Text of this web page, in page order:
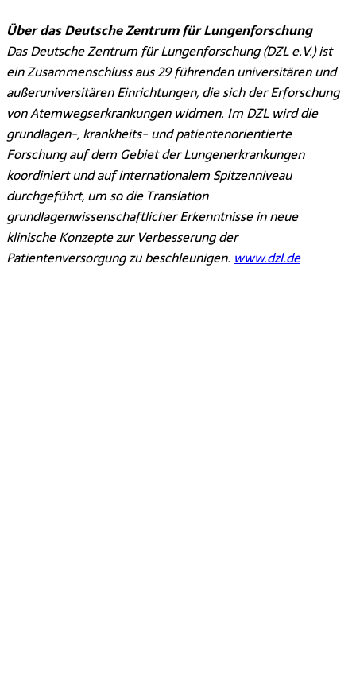
Über das Deutsche Zentrum für Lungenforschung
Das Deutsche Zentrum für Lungenforschung (DZL e.V.) ist
ein Zusammenschluss aus 29 führenden universitären und
außeruniversitären Einrichtungen, die sich der Erforschung
von Atemwegserkrankungen widmen. Im DZL wird die
grundlagen-, krankheits- und patientenorientierte
Forschung auf dem Gebiet der Lungenerkrankungen
koordiniert und auf internationalem Spitzenniveau
durchgeführt, um so die Translation
grundlagenwissenschaftlicher Erkenntnisse in neue
klinische Konzepte zur Verbesserung der
Patientenversorgung zu beschleunigen. www.dzl.de